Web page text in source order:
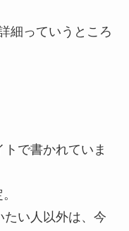
細っていうところ
トで書かれていま
たい人以外は、今